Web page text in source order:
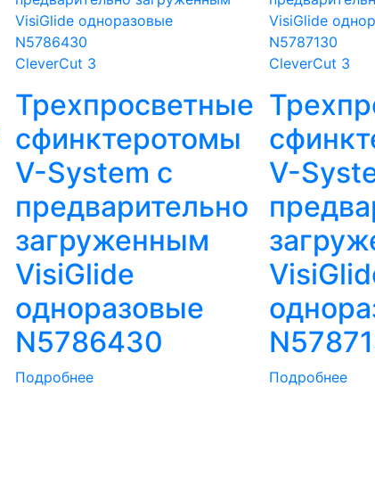
CleverCut 3
Трехпросветные
сфинктеротомы
V-System с
предварительно
загруженным
VisiGlide
одноразовые
N5786430
Подробнее
CleverCut 3
V-
Подробнее